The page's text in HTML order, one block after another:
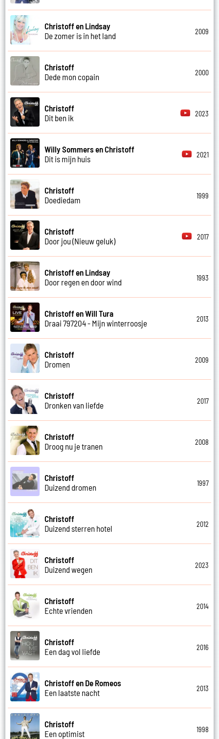
Christoff en Lindsay
De zomer is in het land
2009
Christoff
Dede mon copain
2000
Christoff
Dit ben ik
2023
Willy Sommers en Christoff
Dit is mijn huis
2021
Christoff
Doediedam
1999
Christoff
Door jou (Nieuw geluk)
2017
Christoff en Lindsay
Door regen en door wind
1993
Christoff en Will Tura
Draai 797204 - Mijn winterroosje
2013
Christoff
Dromen
2009
Christoff
Dronken van liefde
2017
Christoff
Droog nu je tranen
2008
Christoff
Duizend dromen
1997
Christoff
Duizend sterren hotel
2012
Christoff
Duizend wegen
2023
Christoff
Echte vrienden
2014
Christoff
Een dag vol liefde
2016
Christoff en De Romeos
Een laatste nacht
2013
Christoff
Een optimist
1998